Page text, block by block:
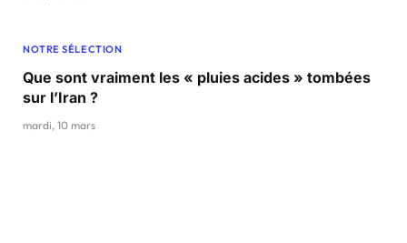
NOTRE SÉLECTION
Que sont vraiment les « pluies acides » tombées
sur l’Iran ?
mardi, 10 mars